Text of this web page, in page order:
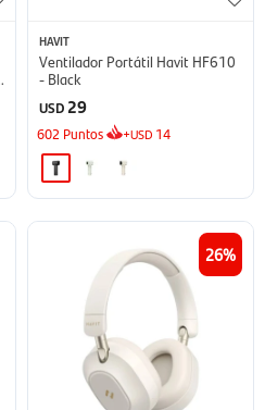
HAVIT
Ventilador Portátil Havit HF610
- Black
USD 29
602 Puntos +USD 14
26